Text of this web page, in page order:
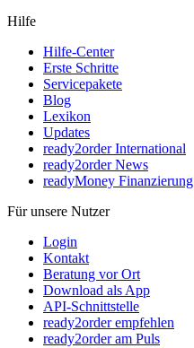
Hilfe
Hilfe-Center
Erste Schritte
Servicepakete
Blog
Lexikon
Updates
ready2order International
ready2order News
readyMoney Finanzierung
Für unsere Nutzer
Login
Kontakt
Beratung vor Ort
Download als App
API-Schnittstelle
ready2order empfehlen
ready2order am Puls